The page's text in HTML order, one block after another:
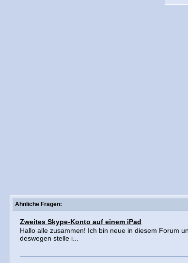
Ähnliche Fragen:
Zweites Skype-Konto auf einem iPad
Hallo alle zusammen! Ich bin neue in diesem Forum
deswegen stelle i...